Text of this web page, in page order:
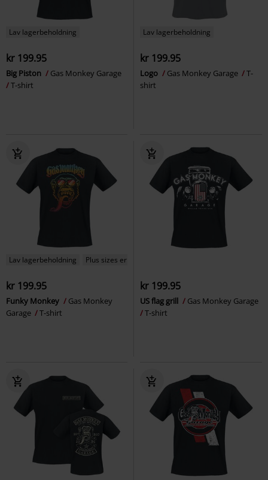
Lav lagerbeholdning
kr 199.95
Big Piston
Gas Monkey Garage
T-shirt
Lav lagerbeholdning
kr 199.95
Logo Gas Monkey Garage
T-
shirt
Lav lagerbeholdning Plus sizes er tilgængelige
kr 199.95
Funky Monkey
Gas Monkey
Garage
T-shirt
kr 199.95
US flag grill
Gas Monkey Garage
T-shirt